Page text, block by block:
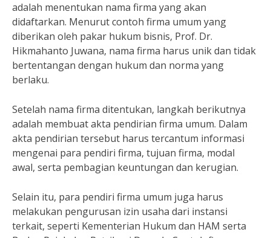
adalah menentukan nama firma yang akan
didaftarkan. Menurut contoh firma umum yang
diberikan oleh pakar hukum bisnis, Prof. Dr.
Hikmahanto Juwana, nama firma harus unik dan tidak
bertentangan dengan hukum dan norma yang
berlaku.
Setelah nama firma ditentukan, langkah berikutnya
adalah membuat akta pendirian firma umum. Dalam
akta pendirian tersebut harus tercantum informasi
mengenai para pendiri firma, tujuan firma, modal
awal, serta pembagian keuntungan dan kerugian.
Selain itu, para pendiri firma umum juga harus
melakukan pengurusan izin usaha dari instansi
terkait, seperti Kementerian Hukum dan HAM serta